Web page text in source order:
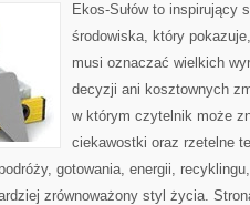
Ekos-Sułów to inspirujący
środowiska, który
musi oznaczać wielkich
decyzji ani kosztownych
w którym czytelnik może
ciekawostki oraz rzetelne
gotowania, energii,
zrównoważony styl życia.